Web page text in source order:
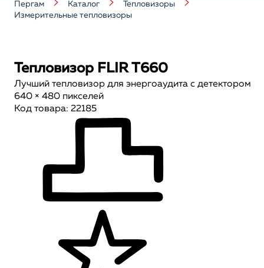
Пергам Каталог
Тепловизоры
Измерительные тепловизоры
Тепловизор FLIR T660
Лучший тепловизор для энергоаудита с детектором
640 × 480 пикселей
Код товара: 22185